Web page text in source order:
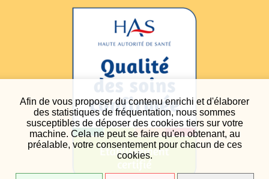
Afin de vous proposer du contenu enrichi et d'élaborer
des statistiques de fréquentation, nous sommes
susceptibles de déposer des cookies tiers sur votre
machine. Cela ne peut se faire qu'en obtenant, au
préalable, votre consentement pour chacun de ces
cookies.